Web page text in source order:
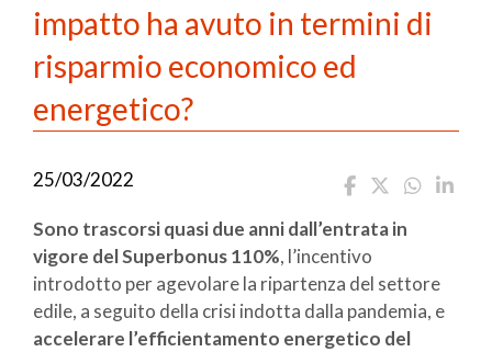
impatto ha avuto in termini di
risparmio economico ed
energetico?
25/03/2022
Sono trascorsi quasi due anni dall’entrata in
vigore del Superbonus 110%, l’incentivo
introdotto per agevolare la ripartenza del settore
edile, a seguito della crisi indotta dalla pandemia, e
accelerare l’efficientamento energetico del